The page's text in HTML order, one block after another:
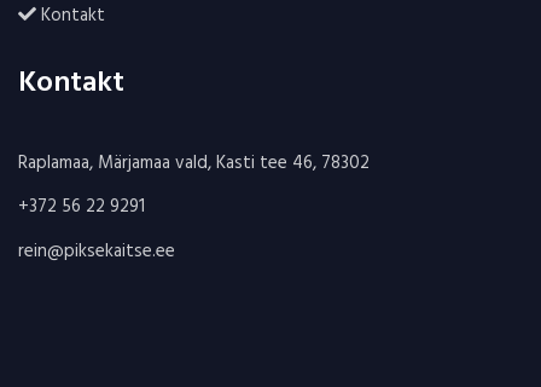
Kontakt
Kontakt
Raplamaa, Märjamaa vald, Kasti tee 46, 78302
+372 56 22 9291
rein@piksekaitse.ee